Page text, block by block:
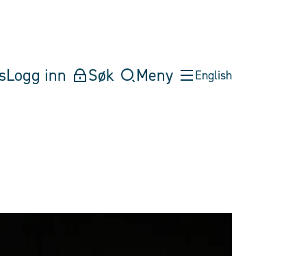
Logg inn Søk Meny English